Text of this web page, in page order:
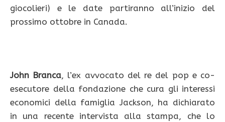
giocolieri) e le date partiranno all’inizio del
prossimo ottobre in Canada.
John Branca, l’ex avvocato del re del pop e co-
esecutore della fondazione che cura gli interessi
economici della famiglia Jackson, ha dichiarato
in una recente intervista alla stampa, che lo